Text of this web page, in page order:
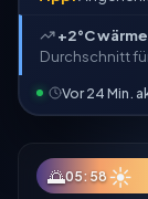
+2°C
Durchschnitt
Vor 24 Min.
🌅05:58☀